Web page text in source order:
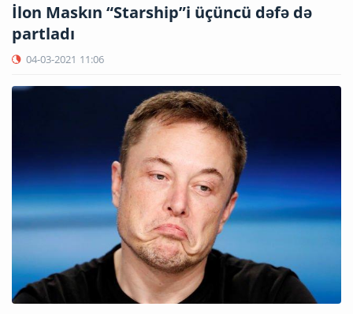
İlon Maskın “Starship”i üçüncü dəfə də
partladı
04-03-2021 11:06